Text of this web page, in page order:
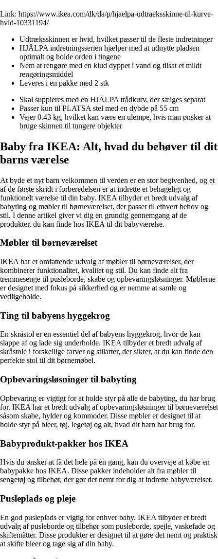
Link: https://www.ikea.com/dk/da/p/hjaelpa-udtraeksskinne-til-kurve-
hvid-10331194/
Udtræksskinnen er hvid, hvilket passer til de fleste indretninger
HJÄLPA indretningsserien hjælper med at udnytte pladsen
optimalt og holde orden i tingene
Nem at rengøre med en klud dyppet i vand og tilsat et mildt
rengøringsmiddel
Leveres i en pakke med 2 stk
Skal suppleres med en HJÄLPA trådkurv, der sælges separat
Passer kun til PLATSA stel med en dybde på 55 cm
Vejer 0.43 kg, hvilket kan være en ulempe, hvis man ønsker at
bruge skinnen til tungere objekter
Baby fra IKEA: Alt, hvad du behøver til dit
barns værelse
At byde et nyt barn velkommen til verden er en stor begivenhed, og et
af de første skridt i forberedelsen er at indrette et behageligt og
funktionelt værelse til din baby. IKEA tilbyder et bredt udvalg af
babyting og møbler til børneværelset, der passer til ethvert behov og
stil. I denne artikel giver vi dig en grundig gennemgang af de
produkter, du kan finde hos IKEA til dit babyværelse.
Møbler til børneværelset
IKEA har et omfattende udvalg af møbler til børneværelser, der
kombinerer funktionalitet, kvalitet og stil. Du kan finde alt fra
tremmesenge til pusleborde, skabe og opbevaringsløsninger. Møblerne
er designet med fokus på sikkerhed og er nemme at samle og
vedligeholde.
Ting til babyens hyggekrog
En skråstol er en essentiel del af babyens hyggekrog, hvor de kan
slappe af og lade sig underholde. IKEA tilbyder et bredt udvalg af
skråstole i forskellige farver og stilarter, der sikrer, at du kan finde den
perfekte stol til dit børnemøbel.
Opbevaringsløsninger til babyting
Opbevaring er vigtigt for at holde styr på alle de babyting, du har brug
for. IKEA har et bredt udvalg af opbevaringsløsninger til børneværelset
såsom skabe, hylder og kommoder. Disse møbler er designet til at
holde styr på bleer, tøj, legetøj og alt, hvad dit barn har brug for.
Babyprodukt-pakker hos IKEA
Hvis du ønsker at få det hele på én gang, kan du overveje at købe en
babypakke hos IKEA. Disse pakker indeholder alt fra møbler til
sengetøj og tilbehør, der gør det nemt for dig at indrette babyværelset.
Pusleplads og pleje
En god pusleplads er vigtig for enhver baby. IKEA tilbyder et bredt
udvalg af pusleborde og tilbehør som pusleborde, spejle, vaskefade og
skiftemåtter. Disse produkter er designet til at gøre det nemt og praktisk
at skifte bleer og tage sig af din baby.